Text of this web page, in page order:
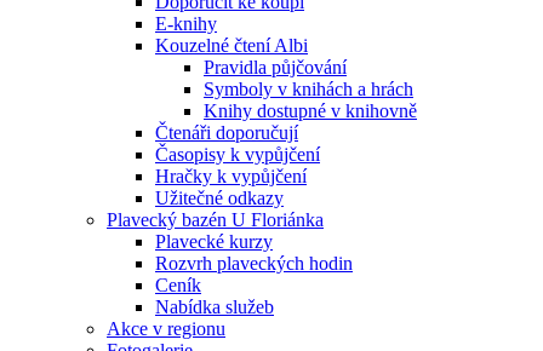
E-knihy
Kouzelné čtení Albi
Pravidla půjčování
Symboly v knihách a hrách
Knihy dostupné v knihovně
Čtenáři doporučují
Časopisy k vypůjčení
Hračky k vypůjčení
Užitečné odkazy
Plavecký bazén U Floriánka
Plavecké kurzy
Rozvrh plaveckých hodin
Ceník
Nabídka služeb
Akce v regionu